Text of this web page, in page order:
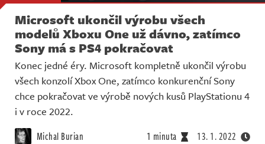
Microsoft ukončil výrobu všech
modelů Xboxu One už dávno, zatímco
Sony má s PS4 pokračovat
Konec jedné éry. Microsoft kompletně ukončil výrobu
všech konzolí Xbox One, zatímco konkurenční Sony
chce pokračovat ve výrobě nových kusů PlayStationu 4
i v roce 2022.
Michal Burian 1 minuta 13. 1. 2022